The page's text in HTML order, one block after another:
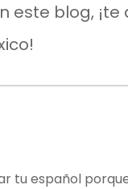
este blog, ¡te
tu español